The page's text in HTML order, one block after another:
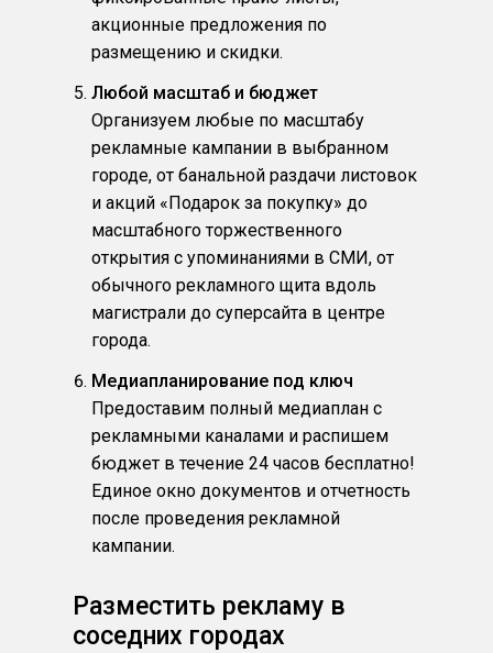
акционные предложения по
размещению и скидки.
Любой масштаб и бюджет
Организуем любые по масштабу
рекламные кампании в выбранном
городе, от банальной раздачи листовок
и акций «Подарок за покупку» до
масштабного торжественного
открытия с упоминаниями в СМИ, от
обычного рекламного щита вдоль
магистрали до суперсайта в центре
города.
Медиапланирование под ключ
Предоставим полный медиаплан с
рекламными каналами и распишем
бюджет в течение 24 часов бесплатно!
Единое окно документов и отчетность
после проведения рекламной
кампании.
Разместить рекламу в
соседних городах